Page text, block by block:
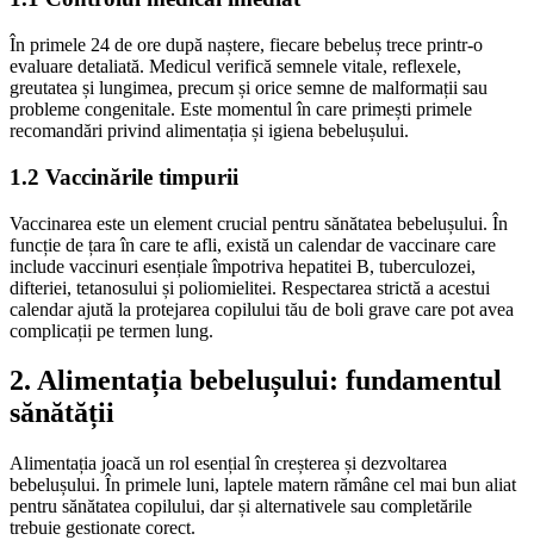
În primele 24 de ore după naștere, fiecare bebeluș trece printr-o
evaluare detaliată. Medicul verifică semnele vitale, reflexele,
greutatea și lungimea, precum și orice semne de malformații sau
probleme congenitale. Este momentul în care primești primele
recomandări privind alimentația și igiena bebelușului.
1.2 Vaccinările timpurii
Vaccinarea este un element crucial pentru sănătatea bebelușului. În
funcție de țara în care te afli, există un calendar de vaccinare care
include vaccinuri esențiale împotriva hepatitei B, tuberculozei,
difteriei, tetanosului și poliomielitei. Respectarea strictă a acestui
calendar ajută la protejarea copilului tău de boli grave care pot avea
complicații pe termen lung.
2. Alimentația bebelușului: fundamentul
sănătății
Alimentația joacă un rol esențial în creșterea și dezvoltarea
bebelușului. În primele luni, laptele matern rămâne cel mai bun aliat
pentru sănătatea copilului, dar și alternativele sau completările
trebuie gestionate corect.